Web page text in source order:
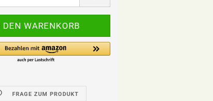
FRAGE ZUM PRODUKT